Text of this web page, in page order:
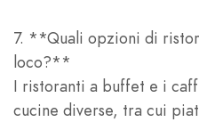
7. **Quali opzioni di
loco?**
I ristoranti a buffet e i
cucine diverse, tra cui